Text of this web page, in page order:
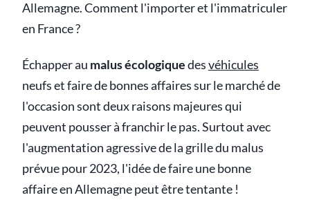
Allemagne. Comment l'importer et l'immatriculer
en France ?
Échapper au malus écologiquedesvéhicules
neufs et faire de bonnes affaires sur le marché de
l'occasion sont deux raisons majeures qui
peuvent pousser à franchir le pas. Surtout avec
l'augmentation agressive de la grille du malus
prévue pour 2023, l'idée de faire une bonne
affaire en Allemagne peut être tentante !